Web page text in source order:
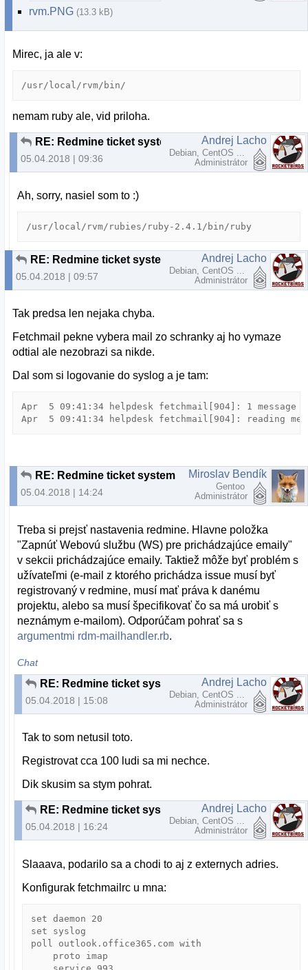
rvm.PNG (13.3 kB)
Mirec, ja ale v:
/usr/local/rvm/bin/
nemam ruby ale, vid priloha.
RE: Redmine ticket system
05.04.2018 | 09:36
Andrej Lacho
Debian, CentOS ...
Administrátor
Ah, sorry, nasiel som to :)
/usr/local/rvm/rubies/ruby-2.4.1/bin/ruby
RE: Redmine ticket system
05.04.2018 | 09:57
Andrej Lacho
Debian, CentOS ...
Administrátor
Tak predsa len nejaka chyba.
Fetchmail pekne vybera mail zo schranky aj ho vymaze
odtial ale nezobrazi sa nikde.
Dal som si logovanie do syslog a je tam:
Apr  5 09:41:34 helpdesk fetchmail[904]: 1 message
Apr  5 09:41:34 helpdesk fetchmail[904]: reading
RE: Redmine ticket system
05.04.2018 | 14:24
Miroslav Bendík
Gentoo
Administrátor
Treba si prejsť nastavenia redmine. Hlavne položka
"Zapnúť Webovú službu (WS) pre prichádzajúce emaily"
v sekcii prichádzajúce emaily. Taktiež môže byť problém s
užívateľmi (e-mail z ktorého prichádza issue musí byť
registrovaný v redmine, musí mať práva k danému
projektu, alebo sa musí špecifikovať čo sa má urobiť s
neznámym e-mailom). Odporúčam pohrať sa s
argumentmi rdm-mailhandler.rb.
Chat
RE: Redmine ticket system
05.04.2018 | 15:08
Andrej Lacho
Debian, CentOS ...
Administrátor
Tak to som netusil toto.
Registrovat cca 100 ludi sa mi nechce.
Dik skusim sa stym pohrat.
RE: Redmine ticket system
05.04.2018 | 16:24
Andrej Lacho
Debian, CentOS ...
Administrátor
Slaaava, podarilo sa a chodi to aj z externych adries.
Konfigurak fetchmailrc u mna:
set daemon 20
set syslog
poll outlook.office365.com with
    proto imap